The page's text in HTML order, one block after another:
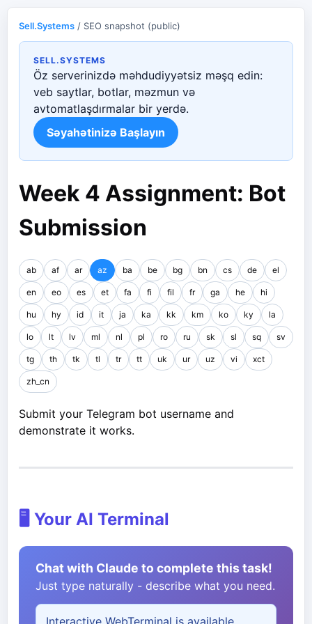
Sell.Systems / SEO snapshot (public)
SELL.SYSTEMS
Öz serverinizdə məhdudiyyətsiz məşq edin:
veb saytlar, botlar, məzmun və
avtomatlaşdırmalar bir yerdə.
Səyahətinizə Başlayın
Week 4 Assignment: Bot
Submission
ab af ar az ba be bg bn cs de el
en eo es et fa fi fil fr ga he hi
hu hy id it ja ka kk km ko ky la
lo lt lv ml nl pl ro ru sk sl sq sv
tg th tk tl tr tt uk ur uz vi xct
zh_cn
Submit your Telegram bot username and
demonstrate it works.
🖥️ Your AI Terminal
Chat with Claude to complete this task!
Just type naturally - describe what you need.